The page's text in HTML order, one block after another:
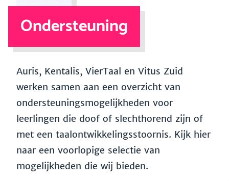
Ondersteuning
Auris, Kentalis, VierTaal en Vitus Zuid
werken samen aan een overzicht van
ondersteuningsmogelijkheden voor
leerlingen die doof of slechthorend zijn of
met een taalontwikkelingsstoornis. Kijk hier
naar een voorlopige selectie van
mogelijkheden die wij bieden.